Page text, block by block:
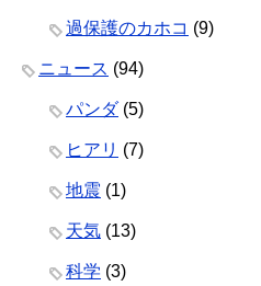
過保護のカホコ (9)
ニュース (94)
パンダ(5)
ヒアリ (7)
地震 (1)
天気 (13)
科学 (3)